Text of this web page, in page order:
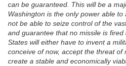
can be guaranteed. This will be a
Washington is the only power able
not be able to seize control of the
and guarantee that no missile is
States will either have to invent a
conceive of now, accept the threat
create a stable and economically